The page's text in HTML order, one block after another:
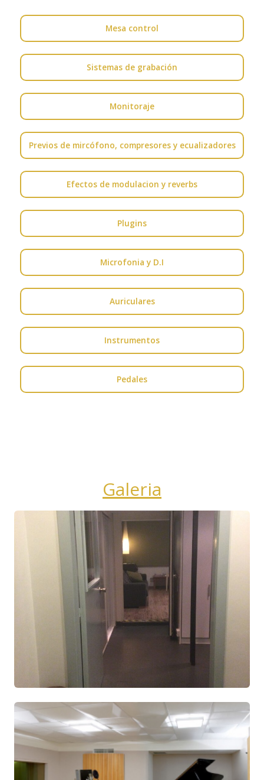
Mesa control
Sistemas de grabación
Monitoraje
Previos de mircófono, compresores y ecualizadores
Efectos de modulacion y reverbs
Plugins
Microfonia y D.I
Auriculares
Instrumentos
Pedales
Galeria